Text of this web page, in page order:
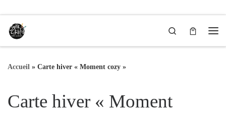
Passer au contenu
Search
Accueil » Carte hiver « Moment cozy »
Carte hiver « Moment